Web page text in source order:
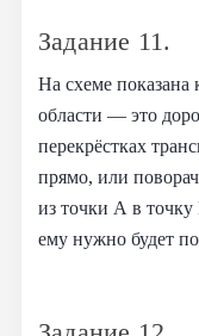
Задание 11.
На схеме показана
области — это
перекрёстках
прямо, или
из точки А в
ему нужно будет